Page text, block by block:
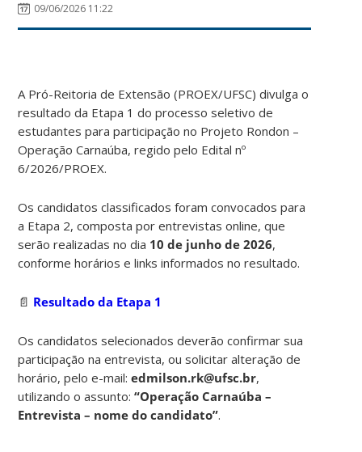
09/06/2026 11:22
A Pró-Reitoria de Extensão (PROEX/UFSC) divulga o
resultado da Etapa 1 do processo seletivo de
estudantes para participação no Projeto Rondon –
Operação Carnaúba, regido pelo Edital nº
6/2026/PROEX.
Os candidatos classificados foram convocados para
a Etapa 2, composta por entrevistas online, que
serão realizadas no dia 10 de junho de 2026,
conforme horários e links informados no resultado.
📄 Resultado da Etapa 1
Os candidatos selecionados deverão confirmar sua
participação na entrevista, ou solicitar alteração de
horário, pelo e-mail:edmilson.rk@ufsc.br,
utilizando o assunto:“Operação Carnaúba –
Entrevista – nome do candidato”.